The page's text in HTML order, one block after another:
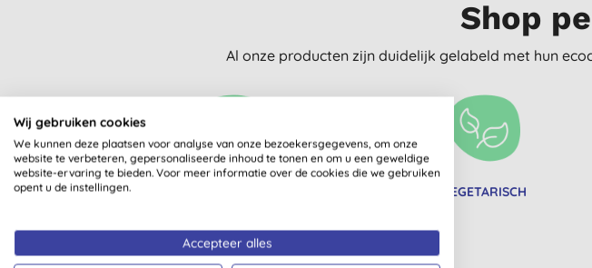
Shop
Al onze producten zijn duidelijk gelabeld met hun
VEGETARISCH
Wij gebruiken cookies
We kunnen deze plaatsen voor analyse van onze bezoekersgegevens, om onze
website te verbeteren, gepersonaliseerde inhoud te tonen en om u een geweldige
website-ervaring te bieden. Voor meer informatie over de cookies die we gebruiken
opent u de instellingen.
Accepteer alles